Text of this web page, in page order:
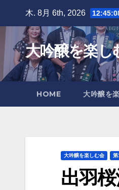
content
木. 8月 6th, 2026
大吟醸を楽し
HOME 大吟醸を
大吟醸を楽しむ会 第
出羽